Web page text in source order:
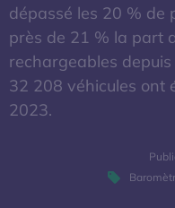
L’Avere-France
dépassé les 20 % de
près de 21 % la part
rechargeables
32 208 véhicules ont
2023.